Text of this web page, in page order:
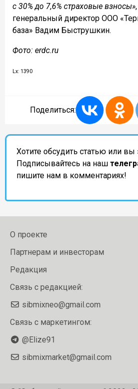
с 30% до 7,6% страховые взносы»
генеральный директор ООО
база» Вадим Быструшкин.
Фото: erdc.ru
Lx: 1390
Поделиться:
Хотите обсудить статью или вы
Подписывайтесь на наш
пишите нам в комментариях!
О проекте
Партнерам и инвесторам
Редакция
Связь с редакцией:
sibmixneo@gmail.com
Связь с маркетингом:
@Elize91
sibmixmarket@gmail.com